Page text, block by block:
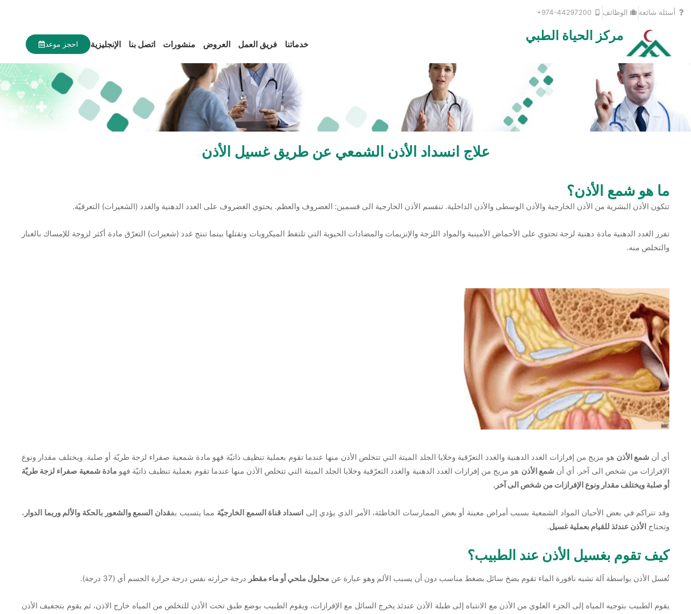
تخطي
إلى
أسئلة شائعة الوظائف +974-44297200
مركز الحياة الطبي
خدماتنا فريق العمل العروض منشورات اتصل بنا الإنجليزية احجز موعد
علاج انسداد الأذن الشمعي عن طريق غسيل الأذن
ما هو شمع الأذن؟
تتكون الأذن البشرية من الأذن الخارجية والأذن الوسطى والأذن الداخلية. تنقسم الأذن الخارجية الى قسمين: الغضروف والعظم. يحتوي الغضروف على الغدد الدهنية والغدد (الشعيرات) التعرقيّة.
تفرز الغدد الدهنية مادة دهنية لزجة تحتوي على الأحماض الأمينية والمواد اللزجة والإنزيمات والمضادات الحيوية التي تلتقط الميكروبات وتقتلها بينما تنتج غدد (شعيرات) التعرّق مادة أكثر لزوجة للإمساك بالغبار
والتخلص منه.
أي أن شمع الأذن هو مزيج من إفرازات الغدد الدهنية والغدد التعرّقية وخلايا الجلد الميتة التي تتخلص الأذن منها عندما تقوم بعملية تنظيف ذاتيّة فهو مادة شمعية صفراء لزجة طريّة أو صلبة. ويختلف مقدار ونوع
الإفرازات من شخص الى آخر. أي أن شمع الأذن هو مزيج من إفرازات الغدد الدهنية والغدد التعرّقية وخلايا الجلد الميتة التي تتخلص الأذن منها عندما تقوم بعملية تنظيف ذاتيّة فهومادة شمعية صفراء لزجة طريّة
أو صلبة ويختلف مقدار ونوع الإفرازات من شخص الى آخر.
وقد تتراكم في بعض الأحيان المواد الشمعية بسبب أمراض معينة أو بعض الممارسات الخاطئة، الأمر الذي يؤدي إلى انسداد قناة السمع الخارجيّة مما يتسبب بفقدان السمع والشعور بالحكة والألم وربما الدوار ،
وتحتاج الأذن عندئذ للقيام بعملية غسيل.
كيف تقوم بغسيل الأذن عند الطبيب؟
تُغسل الأذن بواسطة آلة تشبه نافورة الماء تقوم بضخ سائل بضغط مناسب دون أن يسبب الألم وهو عبارة عن محلول ملحي أو ماء مقطر درجة حرارته نفس درجة حرارة الجسم أي (37 درجة).
يقوم الطبيب بتوجيه المياه إلى الجزء العلوي من الأذن مع الانتباه إلى طبلة الأذن عندئذ يخرج السائل مع الإفرازات، ويقوم الطبيب بوضع طبق تحت الأذن للتخلص من المياه خارج الاذن، ثم يقوم بتجفيف الأذن